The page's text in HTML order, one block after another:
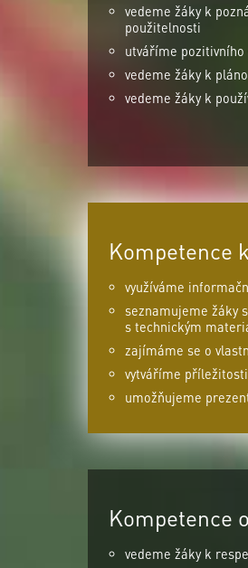
vedeme žáky k
použitelnosti
utváříme
vedeme žáky k
vedeme žáky k
Kompetence
využíváme
seznamujeme žáky
s technickým
zajímáme se o
vytváříme
umožňujeme
Kompetence
vedeme žáky k